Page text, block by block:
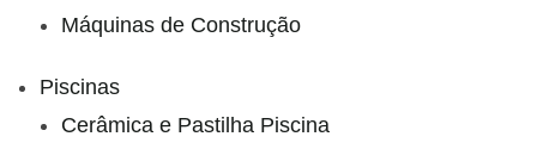
Máquinas de Construção
Piscinas
Cerâmica e Pastilha Piscina